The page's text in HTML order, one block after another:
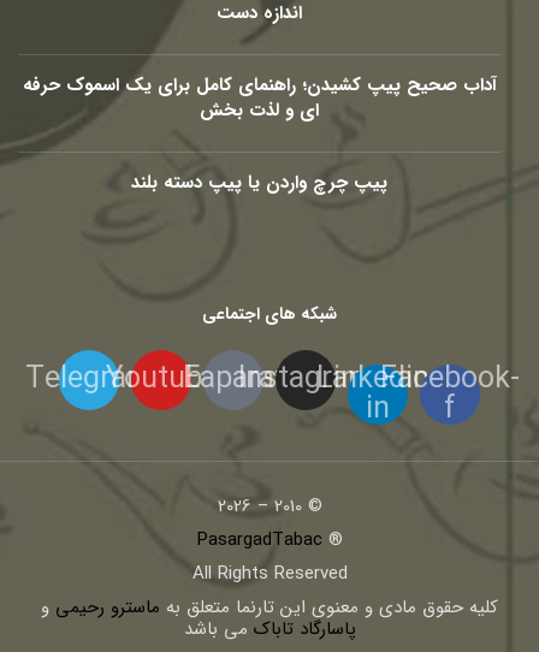
اندازه دست
آداب صحیح پیپ کشیدن؛ راهنمای کامل برای یک اسموک حرفه
ای و لذت بخش
پیپ چرچ واردن یا پیپ دسته بلند
شبکه های اجتماعی
Facebook-
f
Linkedin-
in
Instagram
Eaparat
Youtube
Telegram
© 2010 – 2026
®
PasargadTabac
All Rights Reserved
كليه حقوق مادی و معنوی اين تارنما متعلق به ماسترو رحیمی و
پاسارگاد تاباک می باشد